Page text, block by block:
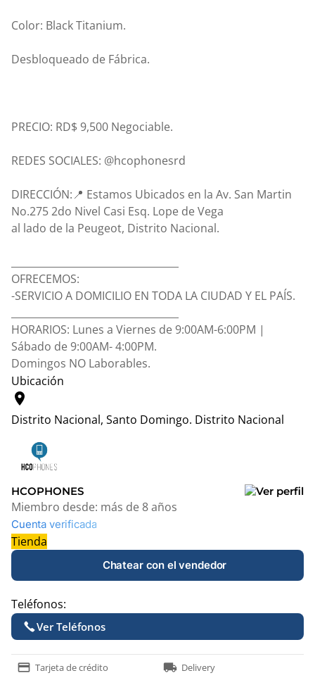
Color: Black Titanium.
Desbloqueado de Fábrica.
PRECIO: RD$ 9,500 Negociable.
REDES SOCIALES: @hcophonesrd
DIRECCIÓN:📍 Estamos Ubicados en la Av. San Martin
No.275 2do Nivel Casi Esq. Lope de Vega
al lado de la Peugeot, Distrito Nacional.
OFRECEMOS:
-SERVICIO A DOMICILIO EN TODA LA CIUDAD Y EL PAÍS.
HORARIOS: Lunes a Viernes de 9:00AM-6:00PM |
Sábado de 9:00AM- 4:00PM.
Domingos NO Laborables.
Ubicación
location_on
Distrito Nacional, Santo Domingo. Distrito Nacional
+
−
Leaflet|© OpenStreetMap contributors
HCOPHONES
Miembro desde: más de 8 años
Cuenta verificada
Tienda
Chatear con el vendedor
Teléfonos:
Ver Teléfonos
payment Tarjeta de crédito local_shipping Delivery